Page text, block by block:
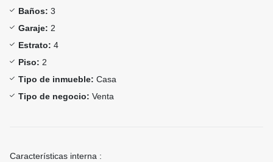
Baños: 3
Garaje: 2
Estrato: 4
Piso: 2
Tipo de inmueble: Casa
Tipo de negocio: Venta
Características interna :